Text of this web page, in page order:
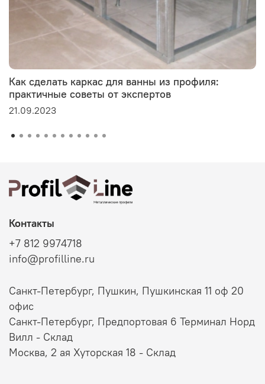
Как сделать каркас для ванны из профиля:
практичные советы от экспертов
21.09.2023
Контакты
+7 812 9974718
info@profilline.ru
Санкт-Петербург, Пушкин, Пушкинская 11 оф 20
офис
Санкт-Петербург, Предпортовая 6 Терминал Норд
Вилл - Склад
Москва, 2 ая Хуторская 18 - Склад